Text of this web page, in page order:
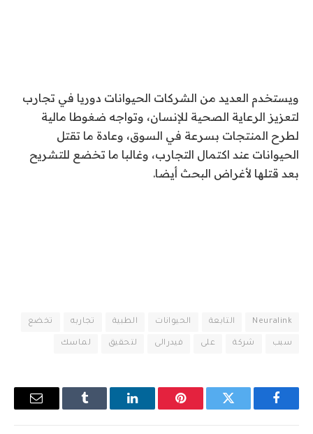
ويستخدم العديد من الشركات الحيوانات دوريا في تجارب
لتعزيز الرعاية الصحية للإنسان، وتواجه ضغوطا مالية
لطرح المنتجات بسرعة في السوق، وعادة ما تقتل
الحيوانات عند اكتمال التجارب، وغالبا ما تخضع للتشريح
بعد قتلها لأغراض البحث أيضا.
Neuralink التابعة الحيوانات الطبية تجاربه تخضع
سبب شركة على فيدرالى لتحقيق لماسك
فيسبوك تويتر بينتيريستلينكدإن Tumblr
البريد